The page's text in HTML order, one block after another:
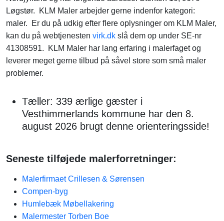
Løgstør. KLM Maler arbejder gerne indenfor kategori:
maler. Er du på udkig efter flere oplysninger om KLM Maler,
kan du på webtjenesten virk.dk slå dem op under SE-nr
41308591. KLM Maler har lang erfaring i malerfaget og
leverer meget gerne tilbud på såvel store som små maler
problemer.
Tæller: 339 ærlige gæster i
Vesthimmerlands kommune har den 8.
august 2026 brugt denne orienteringsside!
Seneste tilføjede malerforretninger:
Malerfirmaet Crillesen & Sørensen
Compen-byg
Humlebæk Møbellakering
Malermester Torben Boe